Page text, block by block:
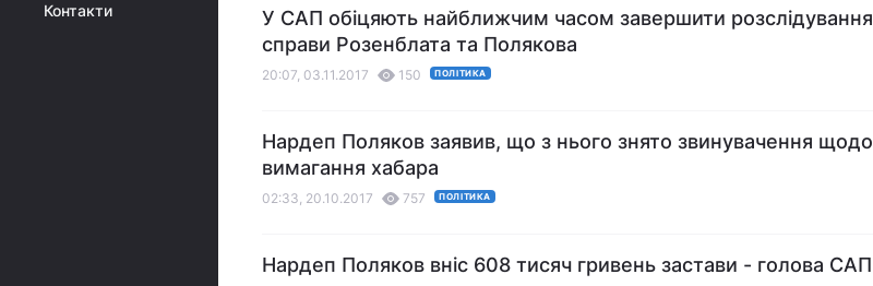
Контакти
У САП обіцяють найближчим часом завершити розслідування
справи Розенблата та Полякова
20:07, 03.11.2017 150 ПОЛІТИКА
Нардеп Поляков заявив, що з нього знято звинувачення щодо
вимагання хабара
02:33, 20.10.2017 757 ПОЛІТИКА
Нардеп Поляков вніс 608 тисяч гривень застави - голова САП